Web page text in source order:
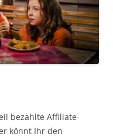
bezahlte Affiliate-
könnt Ihr den